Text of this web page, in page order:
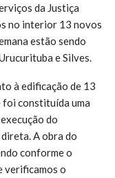
da Justiça
no interior 13 novos
estão sendo
e Silves.
à edificação de 13
foi constituída uma
do
A obra do
conforme o
verificamos o